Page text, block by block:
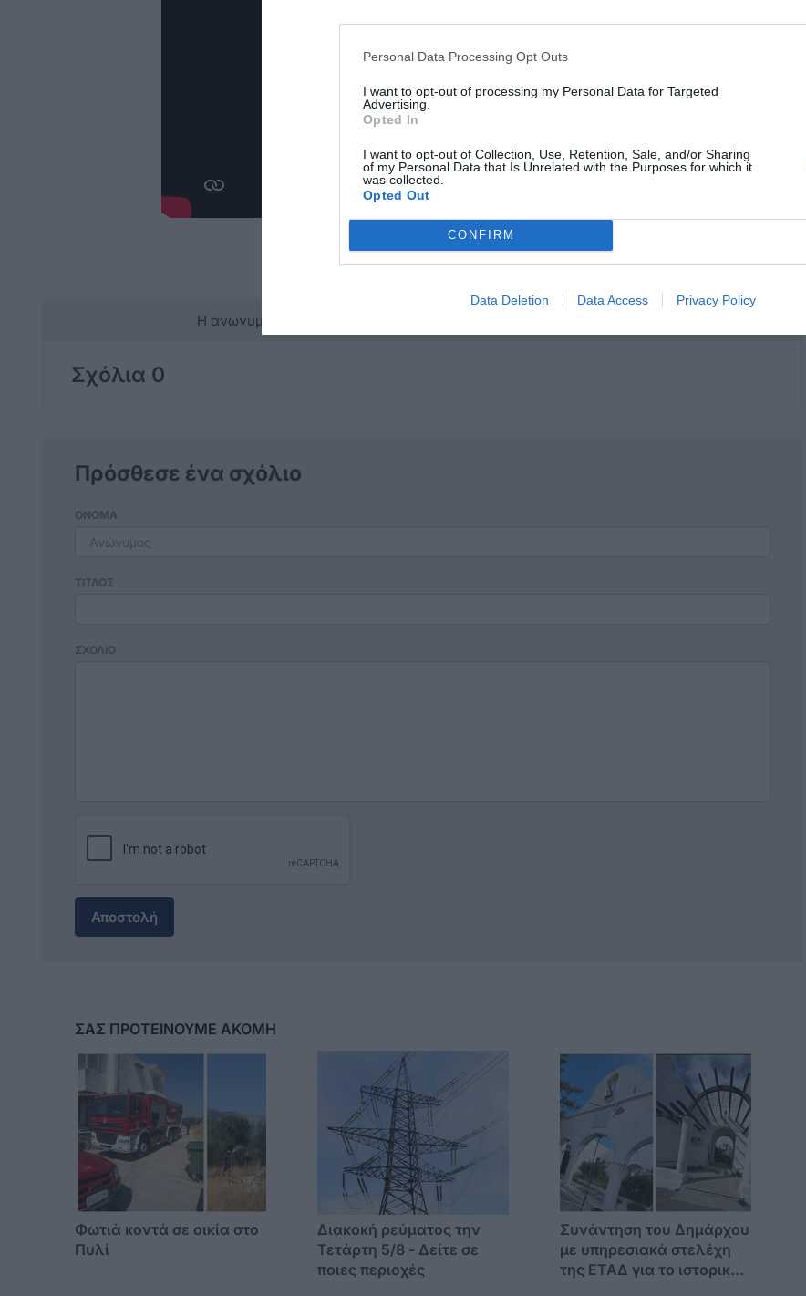
Personal Data Processing Opt Outs
I want to opt-out of processing my Personal Data for Targeted
Advertising.
Opted In
I want to opt-out of Collection, Use, Retention, Sale, and/or Sharing
of my Personal Data that Is Unrelated with the Purposes for which it
was collected.
Opted Out
CONFIRM
Data Deletion Data Access Privacy Policy
Η ανωνυμία είναι το καλύτερο κρησφύγετο δειλίας και χυδαιότητας!
Σχόλια 0
Πρόσθεσε ένα σχόλιο
ΟΝΟΜΑ
ΤΙΤΛΟΣ
ΣΧΟΛΙΟ
Αποστολή
ΣΑΣ ΠΡΟΤΕΙΝΟΥΜΕ ΑΚΟΜΗ
Φωτιά κοντά σε οικία στο
Πυλί
Διακοκή ρεύματος την
Τετάρτη 5/8 - Δείτε σε
ποιες περιοχές
Συνάντηση του Δημάρχου
με υπηρεσιακά στελέχη
της ΕΤΑΔ για το ιστορικό